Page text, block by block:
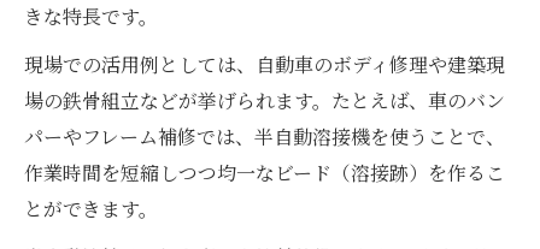
きな特長です。
現場での活用例としては、自動車のボディ修理や建築現
場の鉄骨組立などが挙げられます。たとえば、車のバン
パーやフレーム補修では、半自動溶接機を使うことで、
作業時間を短縮しつつ均一なビード（溶接跡）を作るこ
とができます。